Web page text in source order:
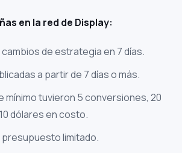
en la red de Display:
de estrategia en 7 días.
a partir de 7 días o más.
mínimo tuvieron 5 conversiones, 20
dólares en costo.
limitado.